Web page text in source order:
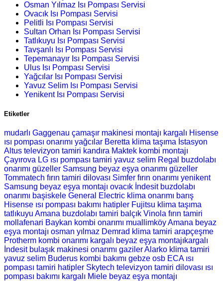
Osman Yılmaz Isı Pompası Servisi
Ovacık Isı Pompası Servisi
Pelitli Isı Pompası Servisi
Sultan Orhan Isı Pompası Servisi
Tatlıkuyu Isı Pompası Servisi
Tavşanlı Isı Pompası Servisi
Tepemanayır Isı Pompası Servisi
Ulus Isı Pompası Servisi
Yağcılar Isı Pompası Servisi
Yavuz Selim Isı Pompası Servisi
Yenikent Isı Pompası Servisi
Etiketler
mudarlı Gaggenau çamaşır makinesi montajı kargalı Hisense
ısı pompası onarımı yağcılar Beretta klima taşıma İstasyon
Altus televizyon tamiri kandıra Maktek kombi montajı
Çayırova LG ısı pompası tamiri yavuz selim Regal buzdolabı
onarımı güzeller Samsung beyaz eşya onarımı güzeller
Tommatech fırın tamiri dilovası Simfer fırın onarımı yenikent
Samsung beyaz eşya montajı ovacık İndesit buzdolabı
onarımı başiskele General Electric klima onarımı barış
Hisense ısı pompası bakımı hatipler Fujitsu klima taşıma
tatlıkuyu Amana buzdolabı tamiri balçık Vinola fırın tamiri
mollafenari Baykan kombi onarımı muallimköy Amana beyaz
eşya montajı osman yılmaz Demrad klima tamiri arapçeşme
Protherm kombi onarımı kargalı beyaz eşya montajıkargalı
İndesit bulaşık makinesi onarımı gaziler Alarko klima tamiri
yavuz selim Buderus kombi bakımı gebze osb ECA ısı
pompası tamiri hatipler Skytech televizyon tamiri dilovası ısı
pompası bakımı kargalı Miele beyaz eşya montajı